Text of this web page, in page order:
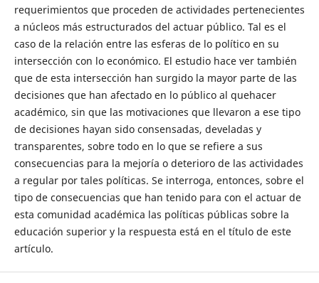
requerimientos que proceden de actividades pertenecientes
a núcleos más estructurados del actuar público. Tal es el
caso de la relación entre las esferas de lo político en su
intersección con lo económico. El estudio hace ver también
que de esta intersección han surgido la mayor parte de las
decisiones que han afectado en lo público al quehacer
académico, sin que las motivaciones que llevaron a ese tipo
de decisiones hayan sido consensadas, develadas y
transparentes, sobre todo en lo que se refiere a sus
consecuencias para la mejoría o deterioro de las actividades
a regular por tales políticas. Se interroga, entonces, sobre el
tipo de consecuencias que han tenido para con el actuar de
esta comunidad académica las políticas públicas sobre la
educación superior y la respuesta está en el título de este
artículo.